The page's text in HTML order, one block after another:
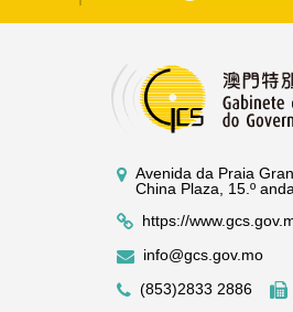
Avenida da Praia
China Plaza, 15.º
https://
info@gcs.gov.mo
(853)2833 2886